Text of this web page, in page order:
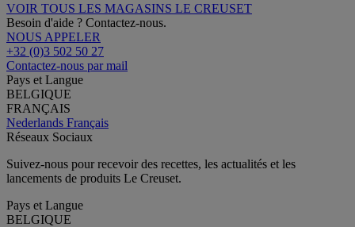
VOIR TOUS LES MAGASINS LE CREUSET
Besoin d'aide ? Contactez-nous.
NOUS APPELER
+32 (0)3 502 50 27
Contactez-nous par mail
Pays et Langue
BELGIQUE
FRANÇAIS
Nederlands Français
Réseaux Sociaux
Suivez-nous pour recevoir des recettes, les actualités et les
lancements de produits Le Creuset.
Pays et Langue
BELGIQUE